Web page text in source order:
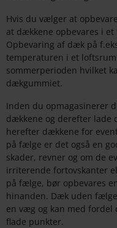
Hvis du vælger at
at dækkene opbevares i
Opbevaring af dæk på
temperaturen i et
sommerperioden hvilket
dækgummiet.
Inden du opmagasinerer
dækkene og derefter lade
herefter dækkene for
på fælge er det også en
skader, revner og om de
irriterende fortovskanter
på fælge, bør opbevares
hinanden. Dæk uden
en væg og kan med fordel
flade punkter.